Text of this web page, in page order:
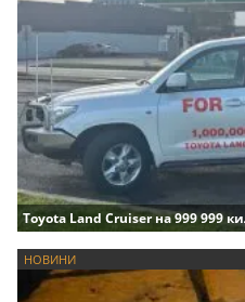
Toyota Land Cruiser на 999 999
НОВИНИ